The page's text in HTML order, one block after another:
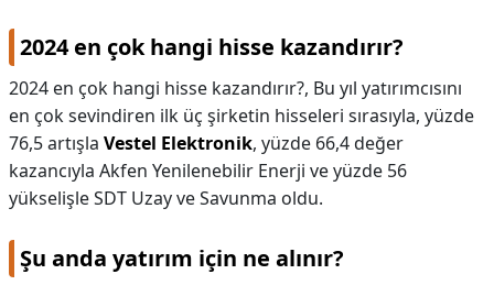
2024 en çok hangi hisse kazandırır?
2024 en çok hangi hisse kazandırır?, Bu yıl yatırımcısını
en çok sevindiren ilk üç şirketin hisseleri sırasıyla, yüzde
76,5 artışla Vestel Elektronik, yüzde 66,4 değer
kazancıyla Akfen Yenilenebilir Enerji ve yüzde 56
yükselişle SDT Uzay ve Savunma oldu.
Şu anda yatırım için ne alınır?